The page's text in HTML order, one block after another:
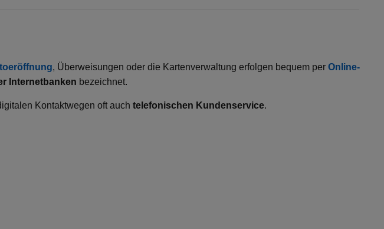
, Überweisungen oder die Kartenverwaltung erfolgen bequem per Online-
Internetbanken bezeichnet.
Kontaktwegen oft auch telefonischen Kundenservice.